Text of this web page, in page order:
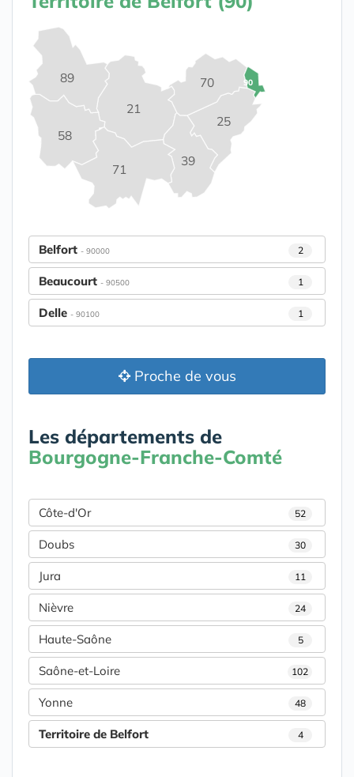
21
25
39
58
70
71
89 90
Belfort - 90000 2
Beaucourt - 90500 1
Delle - 90100 1
Proche de vous
Les départements de
Bourgogne-Franche-Comté
Côte-d'Or 52
Doubs 30
Jura 11
Nièvre 24
Haute-Saône 5
Saône-et-Loire 102
Yonne 48
Territoire de Belfort 4